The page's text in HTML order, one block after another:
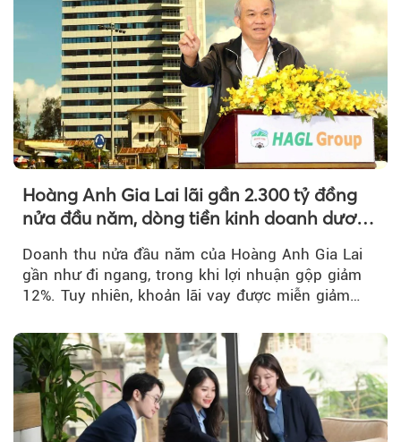
Hoàng Anh Gia Lai lãi gần 2.300 tỷ đồng
nửa đầu năm, dòng tiền kinh doanh dương
Doanh thu nửa đầu năm của Hoàng Anh Gia Lai
gần như đi ngang, trong khi lợi nhuận gộp giảm
12%. Tuy nhiên, khoản lãi vay được miễn giảm